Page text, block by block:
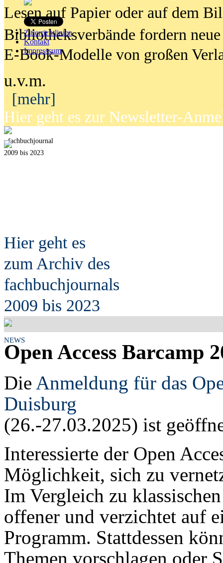
Zitierrichtlinien
Kontakt
Impresssum
Lesen auf Papier oder auf dem
Bibliotheksverbände fordern neue
E-Book-Modelle von großen
u.v.m.
[mehr]
Hier geht es zur Newsletter-
fachbuchjournal
2009 bis 2023
Hier geht es
zum Archiv des
fachbuchjournals
2009 bis 2023
NEWS
Open Access Barcamp
Die Anmeldung für das
Duisburg
(26.-27.03.2025) ist
Interessierte der Open
Möglichkeit, sich zu
Im Vergleich zu
offener und verzichtet auf
Programm. Stattdessen
Themen vorschlagen oder